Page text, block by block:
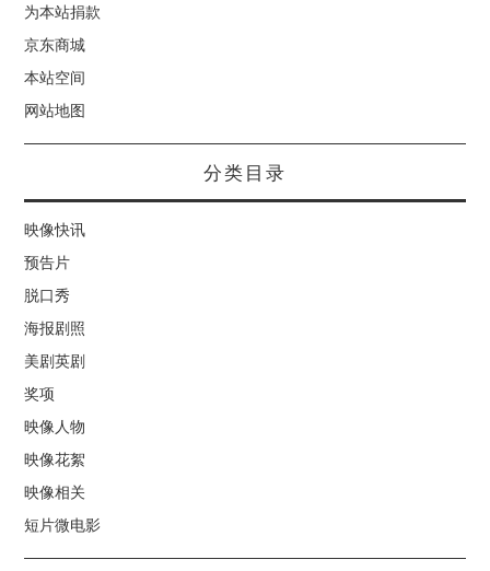
为本站捐款
京东商城
本站空间
网站地图
分类目录
映像快讯
预告片
脱口秀
海报剧照
美剧英剧
奖项
映像人物
映像花絮
映像相关
短片微电影